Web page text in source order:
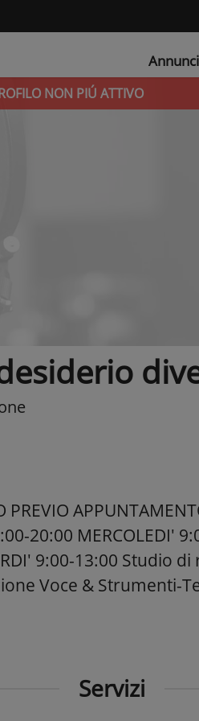
Annunci
NON PIÚ ATTIVO
PREVIO
20:00 MERCOLEDI'
9:00-13:00 Studio
Voce & Strumenti-
Servizi